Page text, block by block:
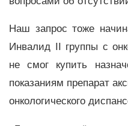
Наш запрос тоже
Инвалид II группы с
не смог купить
показаниям препарат
онкологического